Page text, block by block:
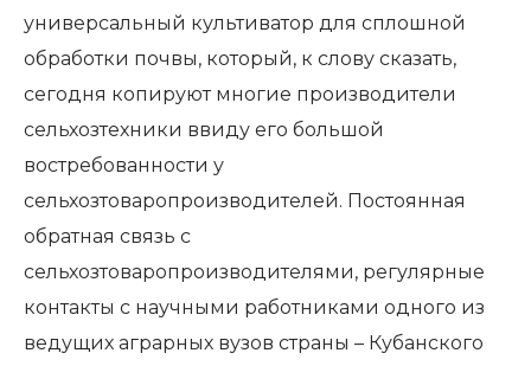
универсальный культиватор для сплошной
обработки почвы, который, к слову сказать,
сегодня копируют многие производители
сельхозтехники ввиду его большой
востребованности у
сельхозтоваропроизводителей. Постоянная
обратная связь с
сельхозтоваропроизводителями, регулярные
контакты с научными работниками одного из
ведущих аграрных вузов страны – Кубанского